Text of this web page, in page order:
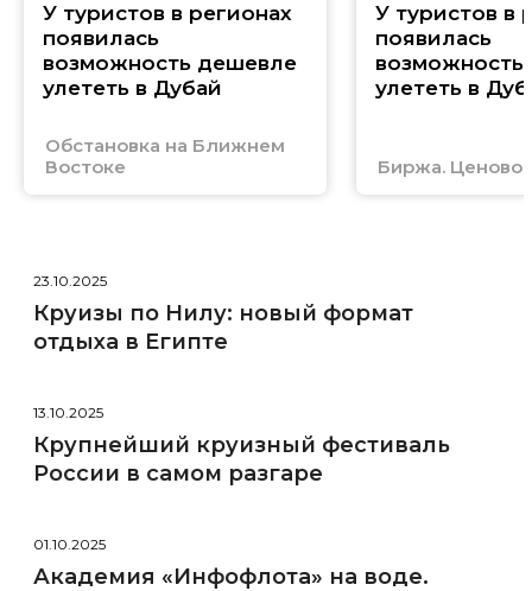
У туристов в регионах
появилась
возможность дешевле
улететь в Дубай
Обстановка на Ближнем
Востоке
У туристов в
появилась
улететь в
Биржа.
23.10.2025
Круизы по Нилу: новый формат
отдыха в Египте
13.10.2025
Крупнейший круизный фестиваль
России в самом разгаре
01.10.2025
Академия «Инфофлота» на воде.